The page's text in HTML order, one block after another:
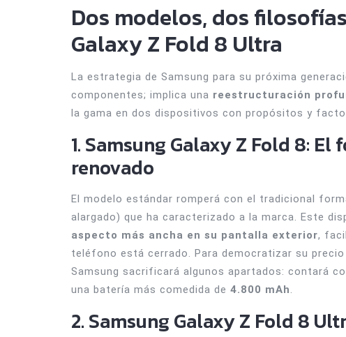
Dos modelos, dos
Galaxy Z Fold 8 Ultra
La estrategia de Samsung para su próxima
componentes; implica una reestructuración
la gama en dos dispositivos con propósitos y
1. Samsung Galaxy Z Fold 8:
renovado
El modelo estándar romperá con el tradicional
alargado) que ha caracterizado a la marca. Este
aspecto más ancha en su pantalla exterior,
teléfono está cerrado. Para democratizar su
Samsung sacrificará algunos apartados: contará
una batería más comedida de 4.800 mAh.
2. Samsung Galaxy Z Fold 8